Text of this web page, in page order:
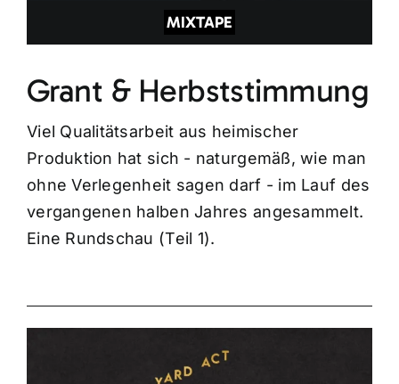
MIXTAPE
Grant & Herbststimmung
Viel Qualitätsarbeit aus heimischer
Produktion hat sich - naturgemäß, wie man
ohne Verlegenheit sagen darf - im Lauf des
vergangenen halben Jahres angesammelt.
Eine Rundschau (Teil 1).